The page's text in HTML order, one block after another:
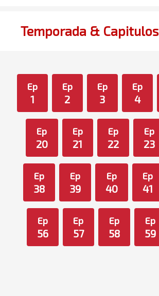
Temporada & Capitulos
Ep
1
Ep
2
Ep
3
Ep
4
Ep
20
Ep
21
Ep
22
Ep
23
Ep
38
Ep
39
Ep
40
Ep
41
Ep
56
Ep
57
Ep
58
Ep
59